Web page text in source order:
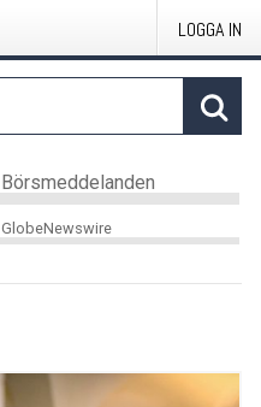
LOGGA IN
Börsmeddelanden
GlobeNewswire